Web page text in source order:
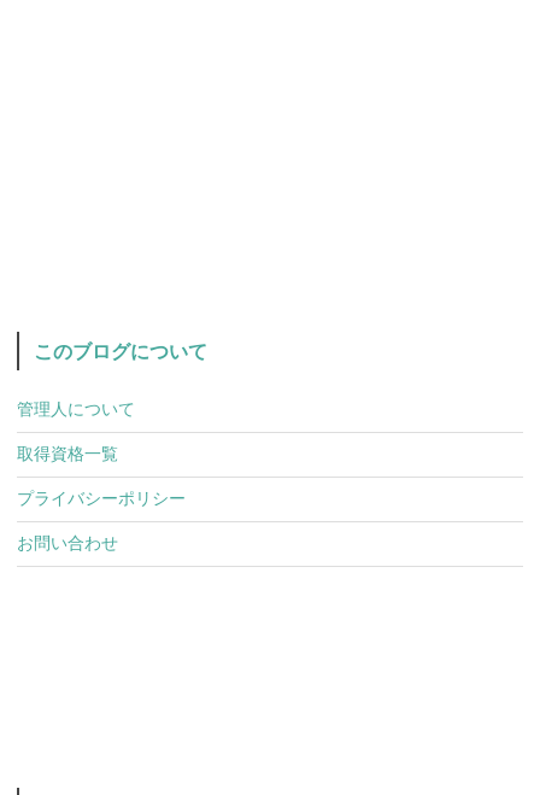
このブログについて
管理人について
取得資格一覧
プライバシーポリシー
お問い合わせ